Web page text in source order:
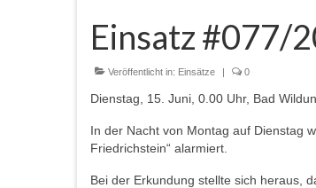
Einsatz #077/
Veröffentlicht in: Einsätze | 0
Dienstag, 15. Juni, 0.00 Uhr, Bad
In der Nacht von Montag auf Dienstag
Friedrichstein“ alarmiert.
Bei der Erkundung stellte sich heraus,